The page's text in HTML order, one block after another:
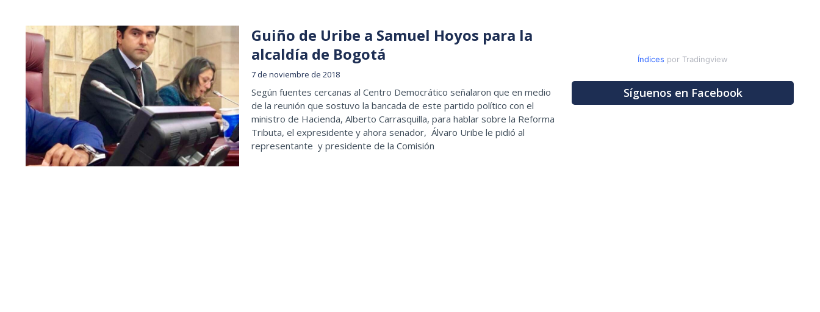
Guiño de Uribe a Samuel Hoyos para la
alcaldía de Bogotá
7 de noviembre de 2018
Según fuentes cercanas al Centro Democrático señalaron que en medio
de la reunión que sostuvo la bancada de este partido político con el
ministro de Hacienda, Alberto Carrasquilla, para hablar sobre la Reforma
Tributa, el expresidente y ahora senador, Álvaro Uribe le pidió al
representante y presidente de la Comisión
Índices por Tradingview
Síguenos en Facebook